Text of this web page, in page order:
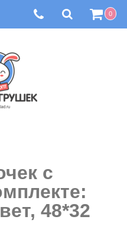
0
с
48*32